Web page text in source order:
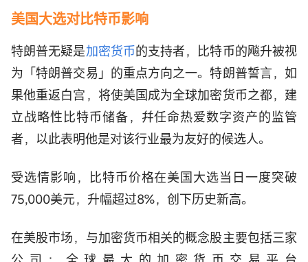
美国大选对比特币影响
特朗普无疑是加密货币的支持者，比特币的飚升被视
为「特朗普交易」的重点方向之一。特朗普誓言，如
果他重返白宫，将使美国成为全球加密货币之都，建
立战略性比特币储备，幷任命热爱数字资产的监管
者，以此表明他是对该行业最为友好的候选人。
受选情影响，比特币价格在美国大选当日一度突破
75,000美元，升幅超过8%，创下历史新高。
在美股市场，与加密货币相关的概念股主要包括三家